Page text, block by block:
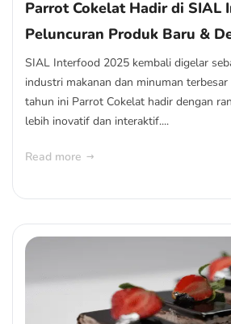
Parrot Cokelat Hadir di SIAL
Peluncuran Produk Baru &
Chef Juna di JIExpo
SIAL Interfood 2025 kembali digelar
industri makanan dan minuman terbesar
tahun ini Parrot Cokelat hadir dengan
lebih inovatif dan interaktif....
Read more